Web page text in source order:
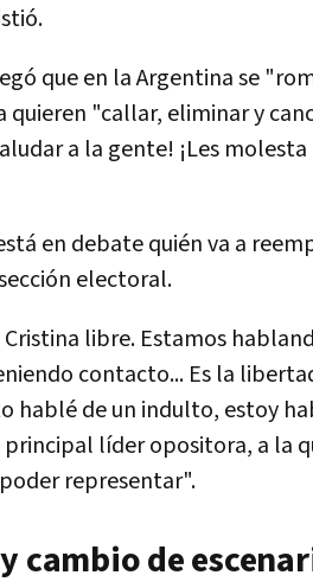
que en la Argentina se
quieren "callar, eliminar y
a la gente! ¡Les
en debate quién va a
electoral.
Cristina libre. Estamos
contacto... Es la
hablé de un indulto, estoy
líder opositora, a la
representar".
cambio de